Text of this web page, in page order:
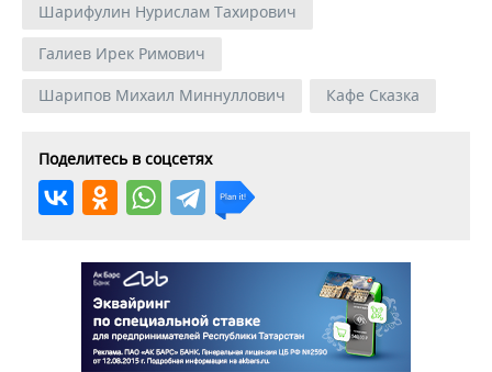
Шарифулин Нурислам Тахирович
Галиев Ирек Римович
Шарипов Михаил Миннуллович
Кафе Сказка
Поделитесь в соцсетях